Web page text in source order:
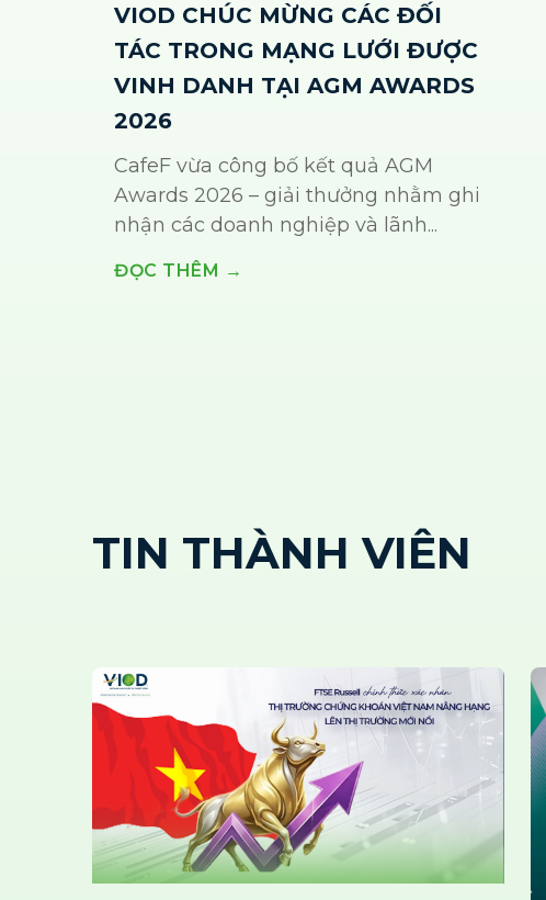
VIOD CHÚC MỪNG CÁC ĐỐI
TÁC TRONG MẠNG LƯỚI ĐƯỢC
VINH DANH TẠI AGM AWARDS
2026
CafeF vừa công bố kết quả AGM
Awards 2026 – giải thưởng nhằm ghi
nhận các doanh nghiệp và lãnh...
ĐỌC THÊM →
TIN THÀNH VIÊN